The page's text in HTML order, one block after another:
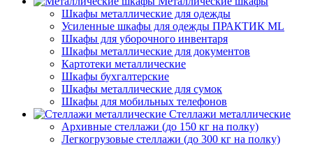
Шкафы металлические для одежды
Усиленные шкафы для одежды ПРАКТИК ML
Шкафы для уборочного инвентаря
Шкафы металлические для документов
Картотеки металлические
Шкафы бухгалтерские
Шкафы металлические для сумок
Шкафы для мобильных телефонов
Стеллажи металлические
Архивные стеллажи (до 150 кг на полку)
Легкогрузовые стеллажи (до 300 кг на полку)